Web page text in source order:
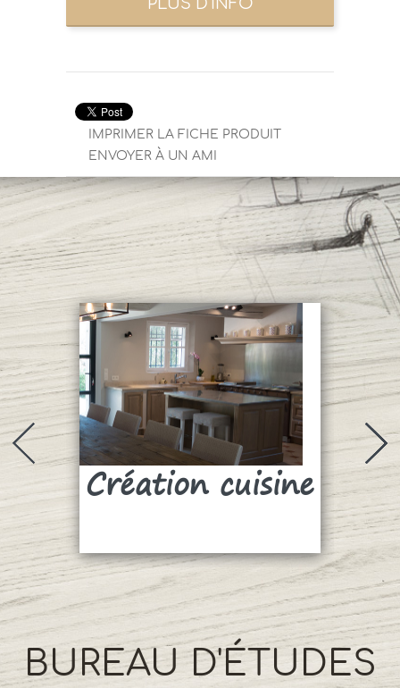
IMPRIMER LA FICHE PRODUIT
ENVOYER À UN AMI
Création cuisine
BUREAU D'ÉTUDES